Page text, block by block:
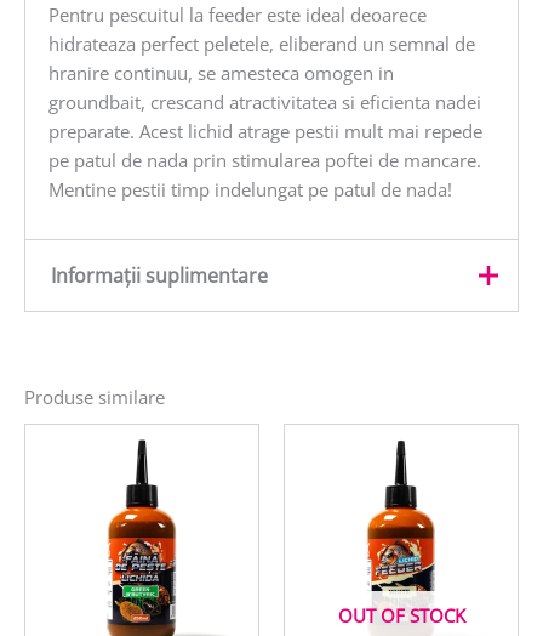
Pentru pescuitul la feeder este ideal deoarece
hidrateaza perfect peletele, eliberand un semnal de
hranire continuu, se amesteca omogen in
groundbait, crescand atractivitatea si eficienta nadei
preparate. Acest lichid atrage pestii mult mai repede
pe patul de nada prin stimularea poftei de mancare.
Mentine pestii timp indelungat pe patul de nada!
Informații suplimentare
Produse similare
OUT OF STOCK